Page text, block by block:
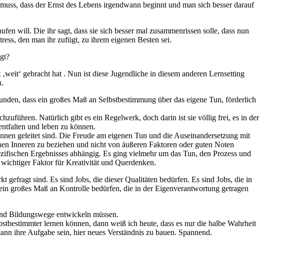
dass der Ernst des Lebens irgendwann beginnt und man sich besser darauf
will. Die ihr sagt, dass sie sich besser mal zusammenrissen solle, dass nun
den man ihr zufügt, zu ihrem eigenen Besten sei.
gebracht hat . Nun ist diese Jugendliche in diesem anderen Lernsetting
dass ein großes Maß an Selbstbestimmung über das eigene Tun, förderlich
Natürlich gibt es ein Regelwerk, doch darin ist sie völlig frei, es in der
und leben zu können.
geleitet sind. Die Freude am eigenen Tun und die Auseinandersetzung mit
Inneren zu beziehen und nicht von äußeren Faktoren oder guten Noten
Ergebnisses abhängig. Es ging vielmehr um das Tun, den Prozess und
Faktor für Kreativität und Querdenken.
gefragt sind. Es sind Jobs, die dieser Qualitäten bedürfen. Es sind Jobs, die in
großes Maß an Kontrolle bedürfen, die in der Eigenverantwortung getragen
Bildungswege entwickeln müssen.
lernen können, dann weiß ich heute, dass es nur die halbe Wahrheit
ihre Aufgabe sein, hier neues Verständnis zu bauen. Spannend.